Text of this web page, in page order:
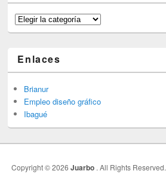
Categorías
Enlaces
Brianur
Empleo diseño gráfico
Ibagué
Copyright © 2026Juarbo . All Rights Reserved.